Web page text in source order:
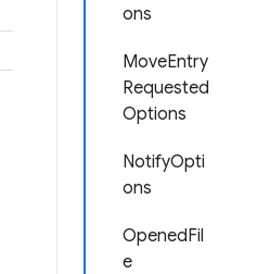
ons
MoveEntry
Requested
Options
NotifyOpti
ons
OpenedFil
e